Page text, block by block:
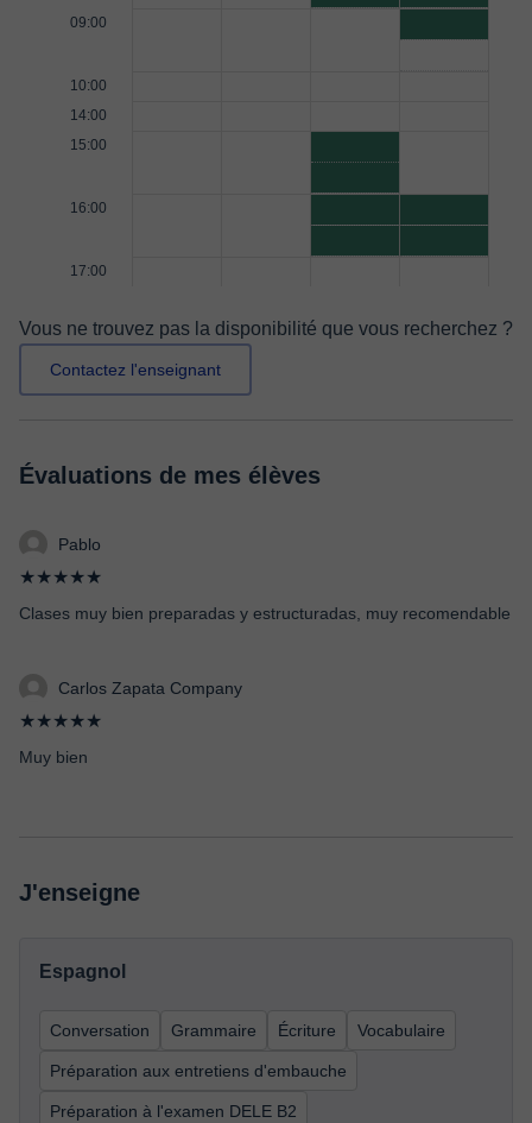
09:00
10:00
14:00
15:00
16:00
17:00
Vous ne trouvez pas la disponibilité que vous recherchez ?
Contactez l'enseignant
Évaluations de mes élèves
Pablo
★★★★★
Clases muy bien preparadas y estructuradas, muy recomendable
Carlos Zapata Company
★★★★★
Muy bien
J'enseigne
Espagnol
Conversation Grammaire Écriture Vocabulaire
Préparation aux entretiens d'embauche
Préparation à l'examen DELE B2